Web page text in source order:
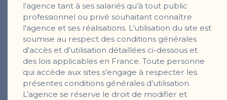
l’agence tant à ses salariés qu’à tout public
professionnel ou privé souhaitant connaître
l’agence et ses réalisations. L’utilisation du site est
soumise au respect des conditions générales
d’accès et d’utilisation détaillées ci-dessous et
des lois applicables en France. Toute personne
qui accède aux sites s’engage à respecter les
présentes conditions générales d’utilisation.
L’agence se réserve le droit de modifier et